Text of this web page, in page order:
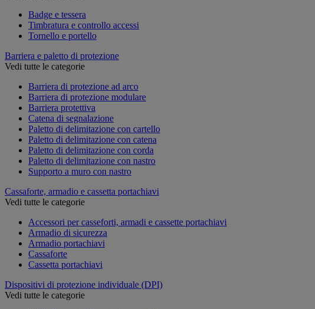
Badge e tessera
Timbratura e controllo accessi
Tornello e portello
Barriera e paletto di protezione
Vedi tutte le categorie
Barriera di protezione ad arco
Barriera di protezione modulare
Barriera protettiva
Catena di segnalazione
Paletto di delimitazione con cartello
Paletto di delimitazione con catena
Paletto di delimitazione con corda
Paletto di delimitazione con nastro
Supporto a muro con nastro
Cassaforte, armadio e cassetta portachiavi
Vedi tutte le categorie
Accessori per casseforti, armadi e cassette portachiavi
Armadio di sicurezza
Armadio portachiavi
Cassaforte
Cassetta portachiavi
Dispositivi di protezione individuale (DPI)
Vedi tutte le categorie